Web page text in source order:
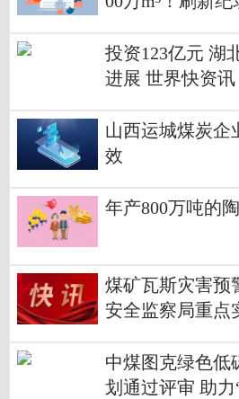
投资123亿元 湖
进展 世界快资讯
山西运城煤炭企
效
年产800万吨的
煤矿瓦斯灾害预
安全监察局重点
中煤图克绿色低
划通过评审 助